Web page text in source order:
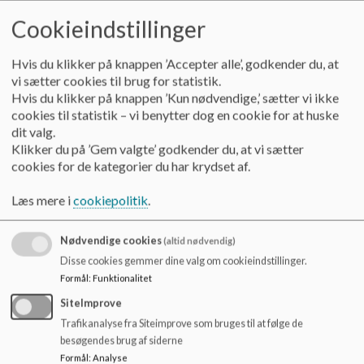
Måltiderne er også en del af fællesskabet. Vi spiser sammen
med børnene før både 10-pausen og 12-pausen, og det giver en
god ramme for ro og nærvær.
Fredag udsendes ugebreve på alle årgange, hvor man kan følge
med i ugens aktiviteter og få besked om eventuelle praktiske
ting.
På Sulsted Skole bygger vi dagligdagen på livsglæde,
engagement og tillid. Vores menneskesyn er præget
af anerkendelse, omsorgsfuldhed og respekt for
forskelligheder
– fordi vi tror på, at børn udvikler sig bedst i et
trygt og inkluderende fællesskab.
Cookieindstillinger
Hvis du klikker på knappen ’Accepter alle’, godkender du, at
vi sætter cookies til brug for statistik.
Hvis du klikker på knappen ’Kun nødvendige,’ sætter vi ikke
cookies til statistik – vi benytter dog en cookie for at huske
dit valg.
Klikker du på ’Gem valgte’ godkender du, at vi sætter
cookies for de kategorier du har krydset af.
Læs mere icookiepolitik.
Nødvendige cookies(altid nødvendig)
Disse cookies gemmer dine valg om cookieindstillinger.
Formål: Funktionalitet
SiteImprove
Trafikanalyse fra Siteimprove som bruges til at følge de
besøgendes brug af siderne
Formål: Analyse